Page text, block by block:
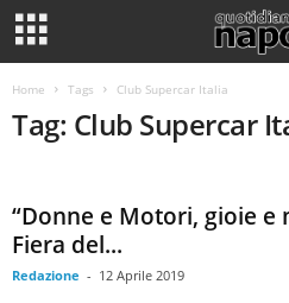
Home Tags Club Supercar Italia
Tag: Club Supercar
“Donne e Motori, gioie e
Fiera del...
Redazione - 12 Aprile 2019